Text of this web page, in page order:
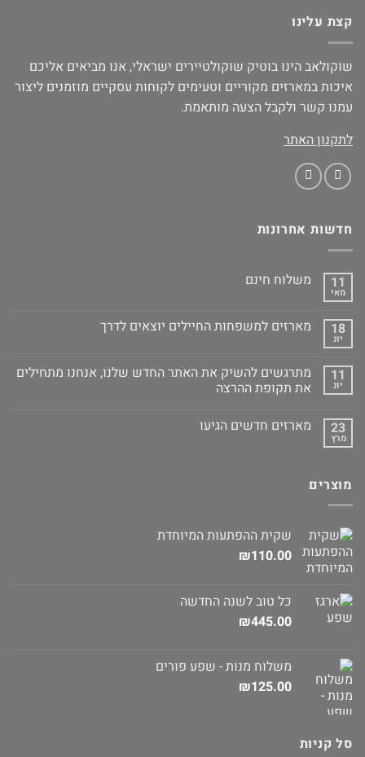
קצת עלינו
שוקולאב הינו בוטיק שוקולטיירים ישראלי, אנו מביאים אליכם
איכות במארזים מקוריים וטעימים לקוחות עסקיים מוזמנים ליצור
עמנו קשר ולקבל הצעה מותאמת.
לתקנון האתר
חדשות אחרונות
11
מאי
משלוח חינם
18
יונ
מארזים למשפחות החיילים יוצאים לדרך
11
יונ
מתרגשים להשיק את האתר החדש שלנו, אנחנו מתחילים
את תקופת ההרצה
23
מרץ
מארזים חדשים הגיעו
מוצרים
שקית ההפתעות המיוחדת
₪110.00
כל טוב לשנה החדשה
₪445.00
משלוח מנות - שפע פורים
₪125.00
סל קניות